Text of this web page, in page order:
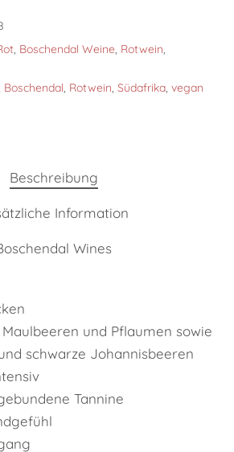
, Boschendal Weine, Rotwein,
Boschendal, Rotwein, Südafrika, vegan
Beschreibung
Information
Wines
und Pflaumen sowie
schwarze Johannisbeeren
Tannine